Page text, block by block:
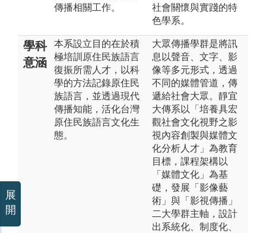
傳播相關工作。
社會關懷與實踐的特
色學系。
學科
意涵
本系設立目的在於積
極培訓原住民族語言
復振所需人才，以科
學的方法記錄原住民
族語言，並透過現代
傳播知能，活化台灣
原住民族語言文化生
態。
大眾傳播學群是將訊
息以聲音、文字、影
像等多元形式，透過
不同的媒體管道，傳
遞給社會大眾。靜宜
大傳系以「培養具宏
觀社會文化視野之影
視內容創製與媒體文
化分析人才」為教育
目標，課程架構以
「媒體文化」為基
礎，發展「影像藝
術」與「影視傳播」
二大學群主軸，設計
出系統化、制度化、
展
開